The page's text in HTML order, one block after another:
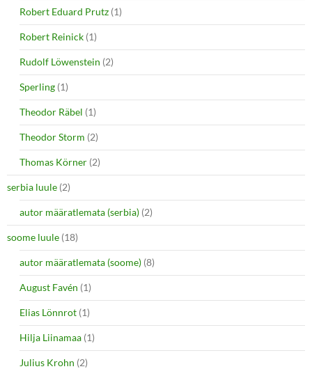
Robert Eduard Prutz (1)
Robert Reinick (1)
Rudolf Löwenstein (2)
Sperling (1)
Theodor Räbel (1)
Theodor Storm (2)
Thomas Körner (2)
serbia luule (2)
autor määratlemata (serbia) (2)
soome luule (18)
autor määratlemata (soome) (8)
August Favén (1)
Elias Lönnrot (1)
Hilja Liinamaa (1)
Julius Krohn (2)